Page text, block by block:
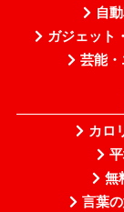
自
ガジェット
芸能
カロ
無
言葉